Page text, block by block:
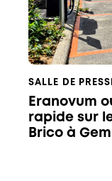
SALLE DE
Eranovum
rapide sur
Brico à